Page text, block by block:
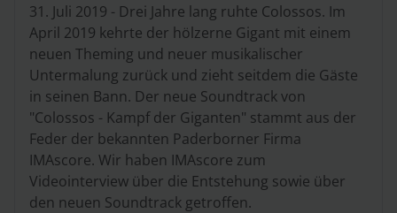
31. Juli 2019 - Drei Jahre lang ruhte Colossos. Im
April 2019 kehrte der hölzerne Gigant mit einem
neuen Theming und neuer musikalischer
Untermalung zurück und zieht seitdem die Gäste
in seinen Bann. Der neue Soundtrack von
"Colossos - Kampf der Giganten" stammt aus der
Feder der bekannten Paderborner Firma
IMAscore. Wir haben IMAscore zum
Videointerview über die Entstehung sowie über
den neuen Soundtrack getroffen.